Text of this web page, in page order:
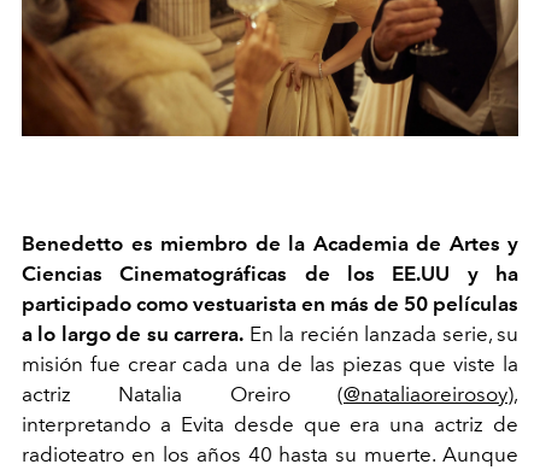
Benedetto es miembro de la Academia de Artes y
Ciencias Cinematográficas de los EE.UU y ha
participado como vestuarista en más de 50 películas
a lo largo de su carrera. En la recién lanzada serie, su
misión fue crear cada una de las piezas que viste la
actriz Natalia Oreiro (@nataliaoreirosoy),
interpretando a Evita desde que era una actriz de
radioteatro en los años 40 hasta su muerte. Aunque